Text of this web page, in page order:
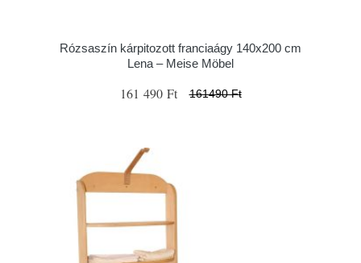
Rózsaszín kárpitozott franciaágy 140x200 cm
Lena – Meise Möbel
161 490 Ft 161490 Ft